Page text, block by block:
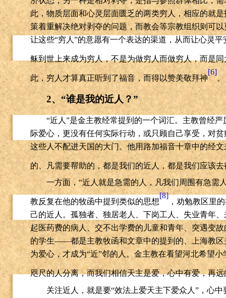
此，物质层面和心灵层面匮乏的两类穷人，相应的就
策着重解决绝对剥夺的问题，而教会等宗教组织则可
让这些“穷人”的意愿有一个表达的渠道，从而让心灵
稣到世上来成为穷人，不是为做穷人而做穷人，而是
此，穷人才算真正听到了福音，而得以赞美敬拜神
[6]
。
2、“谁是我的近人？”
“近人”是金主教经常提到的一个词汇。主教曾经
际爱心，更没有任何实际行动，或只顾自己享受，对
这些人不配进天国的大门。他用路加福音十章中的经
的、凡需要帮助的，都是我们的近人，都是我们应该
一方面，“近人就是急需的人，凡我们周围有急
教反复在他的牧函中提到类似的思想
[8]
，劝勉教区里
己的近人。孤独者、独居老人、下岗工人、失业青年
起医药费的病人、交不出学费的儿童和青年、突遇变
的学生——都是主教牧函和文章中的提到的、上海教区
为爱心，才成为“近”邻的人。金主教在看望河北希望
咫尺的人分离，而我们相信天主是爱，心中有爱，再
关注近人，就是要“效法上爱天主下爱众人”，心